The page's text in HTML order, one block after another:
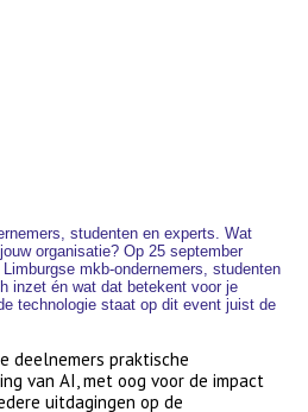
studenten en experts. Wat
organisatie? Op 25 september
mkb-ondernemers, studenten
inzet én wat dat betekent voor je
technologie staat op dit event juist de
deelnemers praktische
van AI, met oog voor de impact
uitdagingen op de